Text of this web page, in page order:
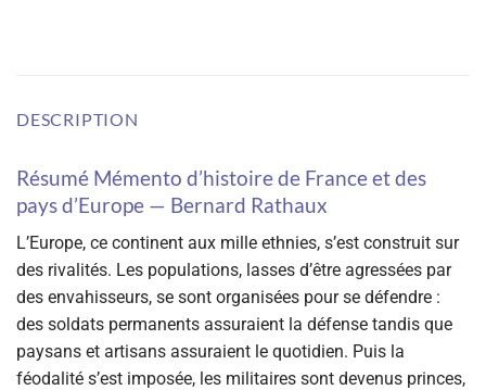
DESCRIPTION
Résumé Mémento d’histoire de France et des
pays d’Europe — Bernard Rathaux
L’Europe, ce continent aux mille ethnies, s’est construit sur
des rivalités. Les populations, lasses d’être agressées par
des envahisseurs, se sont organisées pour se défendre :
des soldats permanents assuraient la défense tandis que
paysans et artisans assuraient le quotidien. Puis la
féodalité s’est imposée, les militaires sont devenus princes,